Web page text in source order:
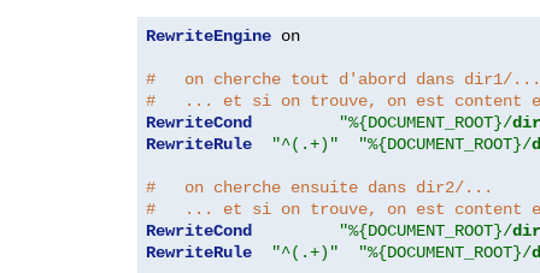
RewriteEngine on
#   on cherche tout d'abord dans dir1/...
#   ... et si on trouve, on est content
RewriteCond
"%{DOCUMENT_ROOT}/
RewriteRule
"^(.+)" "%{DOCUMENT_ROOT}/
#   on cherche ensuite dans dir2/...
#   ... et si on trouve, on est content
RewriteCond
"%{DOCUMENT_ROOT}/
RewriteRule
"^(.+)" "%{DOCUMENT_ROOT}/